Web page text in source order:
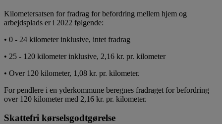
Kilometersatsen for fradrag for befordring mellem hjem og
arbejdsplads er i 2022 følgende:
• 0 - 24 kilometer inklusive, intet fradrag
• 25 - 120 kilometer inklusive, 2,16 kr. pr. kilometer
• Over 120 kilometer, 1,08 kr. pr. kilometer.
For pendlere i en yderkommune beregnes fradraget for befordring
over 120 kilometer med 2,16 kr. pr. kilometer.
Skattefri kørselsgodtgørelse